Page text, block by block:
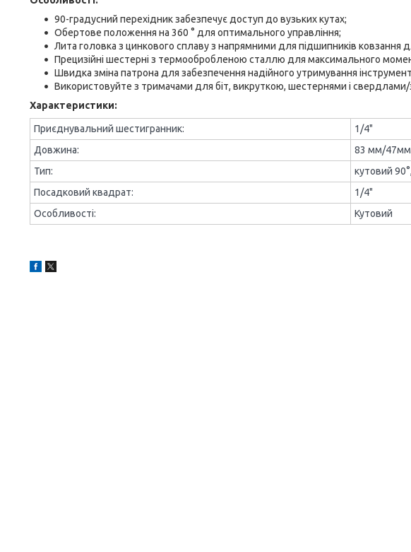
90-градусний перехідник забезпечує доступ до вузьких кутах;
Обертове положення на 360 ° для оптимального управління;
Лита головка з цинкового сплаву з напрямними для підшипників ковзання
Прецизійні шестерні з термообробленою сталлю для максимального
Швидка зміна патрона для забезпечення надійного утримування
Використовуйте з тримачами для біт, викруткою, шестернями і
Характеристики:
Приєднувальний шестигранник:
1/4"
Довжина:
83 мм/47мм
Тип:
кутовий
Посадковий квадрат:
1/4"
Особливості:
Кутовий